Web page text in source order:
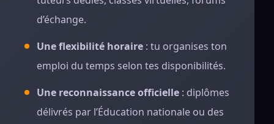
d’échange.
Une flexibilité horaire : tu organises ton
emploi du temps selon tes disponibilités.
Une reconnaissance officielle : diplômes
délivrés par l’Éducation nationale ou des